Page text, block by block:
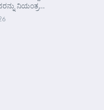
ನಿಯಂತ್ರ...